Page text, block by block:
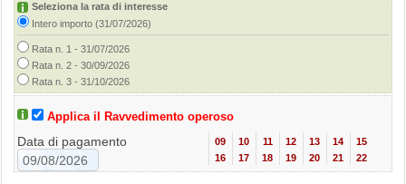
Seleziona la rata di interesse
Intero importo (31/07/2026)
Rata n. 1 - 31/07/2026
Rata n. 2 - 30/09/2026
Rata n. 3 - 31/10/2026
Applica il Ravvedimento operoso
Data di pagamento 09 10 11 12 13 14
15
16
17 18 19 20 21 22